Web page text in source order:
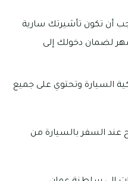
أن تكون تأشيرتك سارية
لمدة لا تقل عن 6 أشهر لضمان دخولك إلى
السيارة وتحتوي على جميع
عند السفر بالسيارة من